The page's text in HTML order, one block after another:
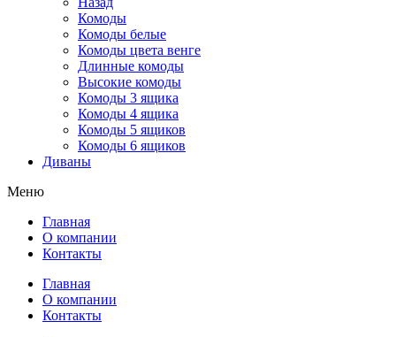
Комоды
Комоды белые
Комоды цвета венге
Длинные комоды
Высокие комоды
Комоды 3 ящика
Комоды 4 ящика
Комоды 5 ящиков
Комоды 6 ящиков
Диваны
Меню
Главная
О компании
Контакты
Главная
О компании
Контакты